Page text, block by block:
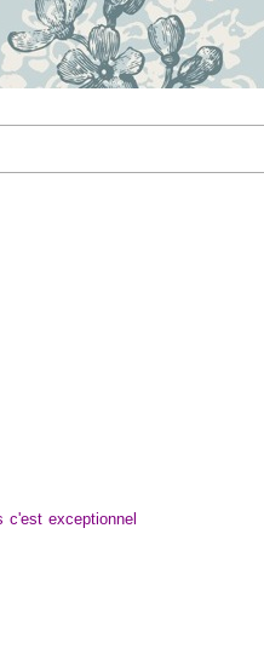
exceptionnel